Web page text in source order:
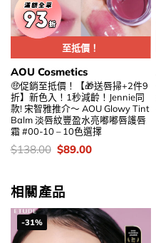
至抵價！
AOU Cosmetics
🤑促銷至抵價！【🎁送唇掃+2件9
折】新色入！1秒減齡！Jennie同
款! 宋智雅推介～ AOU Glowy Tint
Balm 淡唇紋豐盈水亮嘟嘟唇護唇
霜 #00-10 – 10色選擇
價
錢：
$138.00 Original
price
$89.00Current
相關產品
-31%